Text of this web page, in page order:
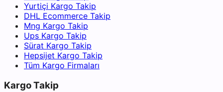
Yurtiçi Kargo Takip
DHL Ecommerce Takip
Mng Kargo Takip
Ups Kargo Takip
Sürat Kargo Takip
Hepsijet Kargo Takip
Tüm Kargo Firmaları
Kargo Takip